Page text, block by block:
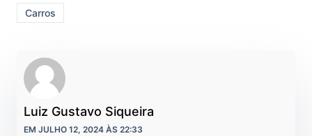
Carros
Luiz Gustavo Siqueira
EM JULHO 12, 2024 ÀS 22:33